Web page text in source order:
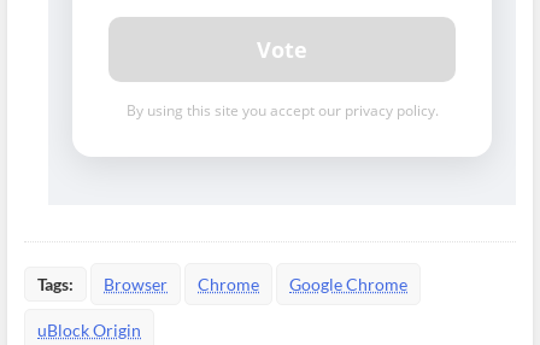
Tags: Browser Chrome Google Chrome
uBlock Origin